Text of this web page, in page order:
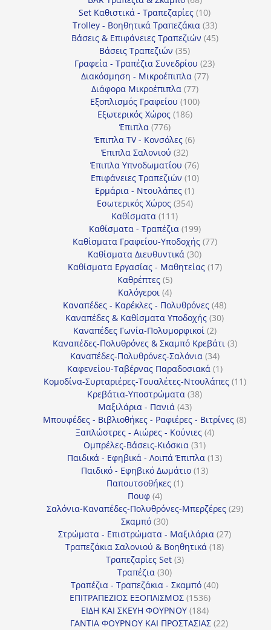
προϊόντα
Set Καθιστικά - Τραπεζαρίες 1010
προϊόντα
Trolley - Βοηθητικά Τραπεζάκια 3333
προϊόντα
Βάσεις & Επιφάνειες Τραπεζιών 4545
Βάσεις Τραπεζιών 3535
προϊόντα
Γραφεία - Τραπέζια Συνεδρίου 2323
Διακόσμηση - Μικροέπιπλα 7777
Διάφορα Μικροέπιπλα 7777
προϊόντα
Εξοπλισμός Γραφείου 100100
Εξωτερικός Χώρος 186186
Έπιπλα 776776
προϊόντα
Έπιπλα TV - Κονσόλες 66
Έπιπλα Σαλονιού 3232
προϊόντα
Έπιπλα Υπνοδωματίου 7676
προϊόντα
Επιφάνειες Τραπεζιών 1010
Ερμάρια - Ντουλάπες 11
προϊόν
Εσωτερικός Χώρος 354354
Καθίσματα 111111
προϊόντα
Καθίσματα - Τραπέζια 199199
προϊόντα
Καθίσματα Γραφείου-Υποδοχής 7777
Καθίσματα Διευθυντικά 3030
προϊόντα
Καθίσματα Εργασίας - Μαθητείας 1717
Καθρέπτες 55
προϊόντα
Καλόγεροι 44
προϊόντα
Καναπέδες - Καρέκλες - Πολυθρόνες 4848
προϊόντα
Καναπέδες & Καθίσματα Υποδοχής 3030
Καναπέδες Γωνία-Πολυμορφικοί 22
προϊόντα
Καναπέδες-Πολυθρόνες & Σκαμπό Κρεβάτι 33
Καναπέδες-Πολυθρόνες-Σαλόνια 3434
προϊόντα
Καφενείου-Ταβέρνας Παραδοσιακά 11
προϊόν
Κομοδίνα-Συρταριέρες-Τουαλέτες-Ντουλάπες 1111
Κρεβάτια-Υποστρώματα 3838
Μαξιλάρια - Πανιά 4343
προϊόντα
Μπουφέδες - Βιβλιοθήκες - Ραφιέρες - Βιτρίνες 88
Ξαπλώστρες - Αιώρες - Κούνιες 44
Ομπρέλες-Βάσεις-Κιόσκια 3131
προϊόντα
Παιδικά - Εφηβικά - Λοιπά Έπιπλα 1313
Παιδικό - Εφηβικό Δωμάτιο 1313
Παπουτσοθήκες 11
Πουφ 44
προϊόντα
Σαλόνια-Καναπέδες-Πολυθρόνες-Μπερζέρες 2929
Σκαμπό 3030
προϊόντα
Στρώματα - Επιστρώματα - Μαξιλάρια 2727
Τραπεζάκια Σαλονιού & Βοηθητικά 1818
Τραπεζαρίες Set 33
Τραπέζια 3030
προϊόντα
Τραπέζια - Τραπεζάκια - Σκαμπό 4040
ΕΠΙΤΡΑΠΕΖΙΟΣ ΕΞΟΠΛΙΣΜΟΣ 15361536
προϊόντα
ΕΙΔΗ ΚΑΙ ΣΚΕΥΗ ΦΟΥΡΝΟΥ 184184
προϊόντα
ΓΑΝΤΙΑ ΦΟΥΡΝΟΥ ΚΑΙ ΠΡΟΣΤΑΣΙΑΣ 2222